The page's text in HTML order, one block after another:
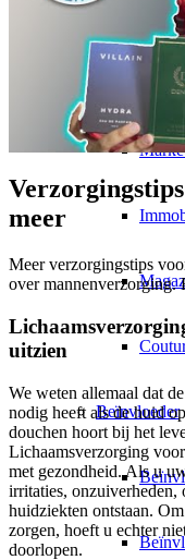
Beïnvloeder
meer
Meer verzorgingstips
over mannenverzorging.
uitzien
We weten allemaal dat
nodig heeft als de huid
douchen hoort bij het
Lichaamsverzorging
met gezondheid. Als u
irritaties, onzuiverheden,
huidziekten ontstaan.
zorgen, hoeft u echter
doorlopen.